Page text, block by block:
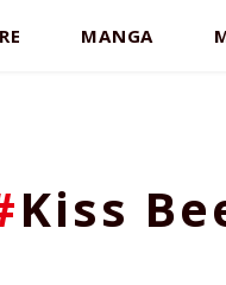
MANGA
Kiss